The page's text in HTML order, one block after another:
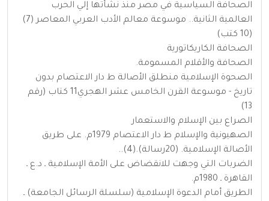
الصحافة السياسية في مصر منذ نشأتها إلي الحرب
العالمية الثانية.. موسوعة معالم الأدب العربي المعاصر (7)
(10 كتب)
الصحافة الكاريكاتورية
الصحافة والأقلام المسمومة.
الصحوة الإسلامية منطلق الأصالة ط دار الاعتصام بدون
تاريخ - موسوعة القرن الخامس عشر الهجري11 كتاب (رقم
13)
الصراع بين الإسلام والاستعمار
الصهيونية والإسلام ط دار الاعتصام 1979م. على طريق
الأصالة الإسلامية. (20رسالة).(4)..
الضربات التي وجهت للانقضاض على الأمة الإسلامية ـ د.ع ـ
القاهرة ـ 1980م.
الطريق أمام الدعوة الإسلامية (سلسلة الرسائل الجامعة) ـ